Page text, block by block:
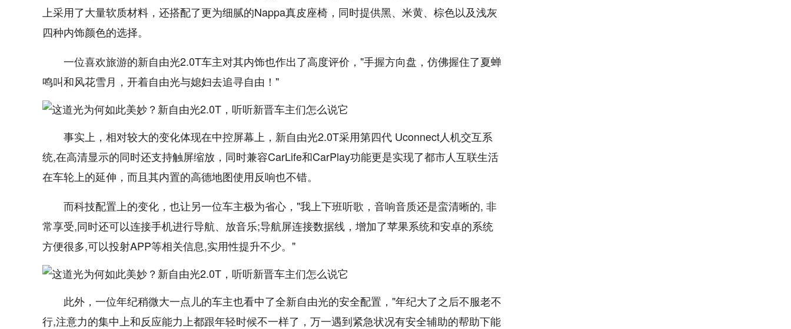
上采用了大量软质材料，还搭配了更为细腻的Nappa真皮座椅，同时提供黑、米黄、棕色以及浅灰
四种内饰颜色的选择。
一位喜欢旅游的新自由光2.0T车主对其内饰也作出了高度评价，"手握方向盘，仿佛握住了夏蝉
鸣叫和风花雪月，开着自由光与媳妇去追寻自由！"
事实上，相对较大的变化体现在中控屏幕上，新自由光2.0T采用第四代 Uconnect人机交互系
统,在高清显示的同时还支持触屏缩放，同时兼容CarLife和CarPlay功能更是实现了都市人互联生活
在车轮上的延伸，而且其内置的高德地图使用反响也不错。
而科技配置上的变化，也让另一位车主极为省心，"我上下班听歌，音响音质还是蛮清晰的, 非
常享受,同时还可以连接手机进行导航、放音乐;导航屏连接数据线，增加了苹果系统和安卓的系统
方便很多,可以投射APP等相关信息,实用性提升不少。"
此外，一位年纪稍微大一点儿的车主也看中了全新自由光的安全配置，"年纪大了之后不服老不
行,注意力的集中上和反应能力上都跟年轻时候不一样了，万一遇到紧急状况有安全辅助的帮助下能